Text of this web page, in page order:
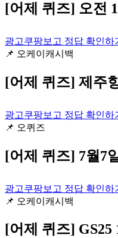
[어제 퀴즈] 오전
광고쿠팡보고 정답 확인하
📌 오케이캐시백
[어제 퀴즈] 제주
광고쿠팡보고 정답 확인하
📌 오퀴즈
[어제 퀴즈] 7월7
광고쿠팡보고 정답 확인하
📌 오케이캐시백
[어제 퀴즈] GS25